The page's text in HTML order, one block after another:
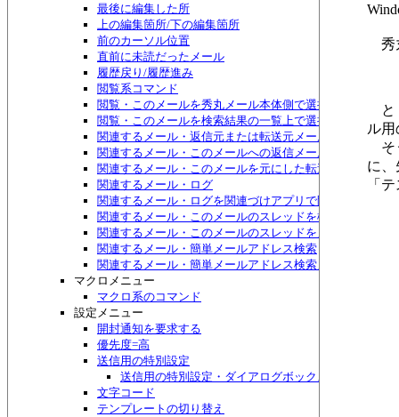
最後に編集した所
上の編集箇所/下の編集箇所
前のカーソル位置
直前に未読だったメール
履歴戻り/履歴進み
閲覧系コマンド
閲覧・このメールを秀丸メール本体側で選択する
閲覧・このメールを検索結果の一覧上で選択する
関連するメール・返信元または転送元メール
関連するメール・このメールへの返信メール
関連するメール・このメールを元にした転送メール
関連するメール・ログ
関連するメール・ログを関連づけアプリで開く
関連するメール・このメールのスレッドを検索
関連するメール・このメールのスレッドをメニュー表示
関連するメール・簡単メールアドレス検索
関連するメール・簡単メールアドレス検索メニュー表示
マクロメニュー
マクロ系のコマンド
設定メニュー
開封通知を要求する
優先度=高
送信用の特別設定
送信用の特別設定・ダイアログボックス
文字コード
テンプレートの切り替え
秀
と
ル
そ
に、
「